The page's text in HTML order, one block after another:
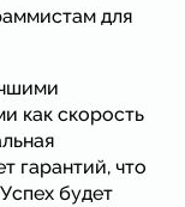
для
как скорость
гарантий, что
будет